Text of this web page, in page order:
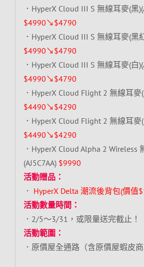
．HyperX Cloud III S 無線耳麥(黑
$4990↘$4790
．HyperX Cloud III S 無線耳麥(黑
$4990↘$4790
．HyperX Cloud III S 無線耳麥(白
$4990↘$4790
．HyperX Cloud Flight 2 無線耳麥(
$4490↘$4290
．HyperX Cloud Flight 2 無線耳麥(
$4490↘$4290
．HyperX Cloud Alpha 2 Wireless
(AJ5C7AA) $9990
活動贈品：
． HyperX Delta 潮流後背包(價值
活動數量時間：
．2/5～3/31，或限量送完截止！
活動範圍：
．原價屋全通路（含原價屋蝦皮商